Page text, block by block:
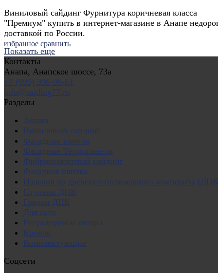
избранное сравнить
Виниловый сайдинг Фурнитура коричневая класса
"Премиум" купить в интернет-магазине в Анапе
доставкой по России.
Показать еще
Контакты
Анапа, Анапское шоссе, 73а
+7 (999) 396-96-51
info@saiding77.ru
Разделы
Акции
Виниловый сайдинг
Фасадные панели
Фасадные Термопанели
Фиброцементный сайдинг
Фасадная плитка
Изделия из древесно-полимерного композита
Ступени ДПК
Грядки ДПК
Для сада
Регулируемые опоры
Кровля
Комплектующие
Соцсети